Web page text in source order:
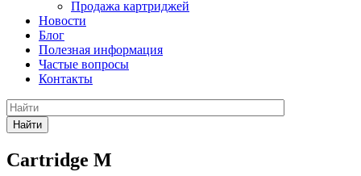
Продажа картриджей
Новости
Блог
Полезная информация
Частые вопросы
Контакты
Найти
Cartridge М